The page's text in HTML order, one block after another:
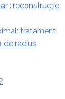
: reconstrucție
tratament
de radius